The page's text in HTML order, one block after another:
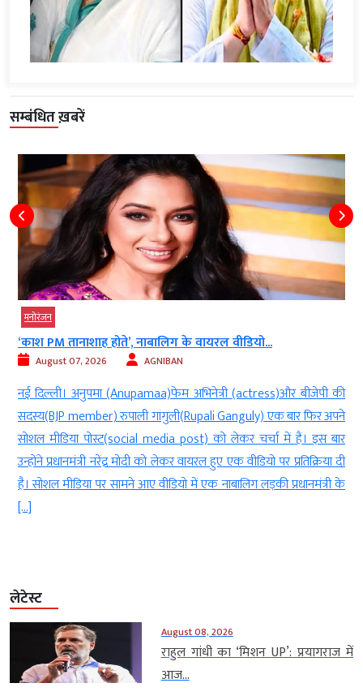
सम्बंधित ख़बरें
मनोरंजन
सनी देओल के गुस्से से डरते थे करण?...
August 07, 2026 AGNIBAN
नई दिल्ली। सनी देओल(Sunny Deol) इन दिनों अपनी आने वाली फिल्म
बंटवारा(Bantwara) 1947 को लेकर लगातार चर्चा में हैं। फिल्म में उनके साथ
प्रीति जिंटा (Preity Zinta)और उनके बेटे करण देओल(Karan Deol) भी नजर
आएंगे। सनी और करण की यह साथ में दूसरी फिल्म है और तीनों कलाकार
फिल्म के प्रमोशन में व्यस्त हैं। इसी […]
लेटेस्ट
August 08, 2026
राहुल गांधी का ‘मिशन UP’: प्रयागराज में
आज...